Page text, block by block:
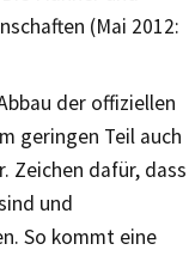
(Mai 2012:
der offiziellen
geringen Teil auch
Zeichen dafür, dass
und
So kommt eine